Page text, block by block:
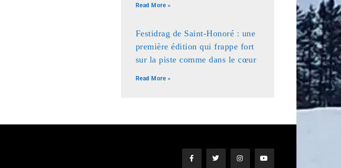
Read More »
Festidrag de Saint-Honoré : une
première édition qui frappe fort
sur la piste comme dans le cœur
Read More »